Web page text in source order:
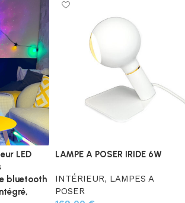
LED
bluetooth
LAMPE A POSER IRIDE 6W
INTÉRIEUR, LAMPES A
POSER